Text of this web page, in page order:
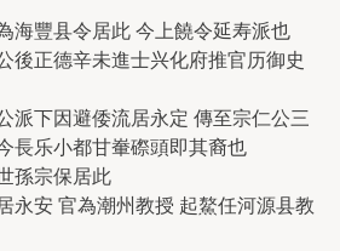
海豐县令居此 今上饒令延寿派也
後正德辛未進士兴化府推官历御史
派下因避倭流居永定 傳至宗仁公三
長乐小都甘輋磜頭即其裔也
孫宗保居此
永安 官為潮州教授 起鰲任河源县教